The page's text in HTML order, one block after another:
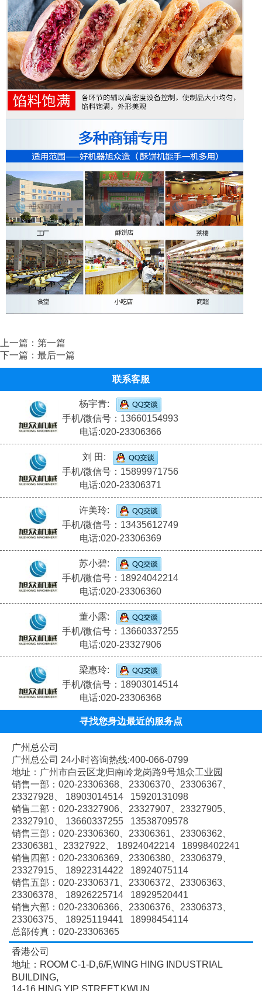
上一篇：第一篇
下一篇：最后一篇
联系客服
杨宇青:
手机/微信号：13660154993
电话:020-23306366
刘 田:
手机/微信号：15899971756
电话:020-23306371
许美玲:
手机/微信号：13435612749
电话:020-23306369
苏小碧:
手机/微信号：18924042214
电话:020-23306360
董小露:
手机/微信号：13660337255
电话:020-23327906
梁惠玲:
手机/微信号：18903014514
电话:020-23306368
寻找您身边最近的服务点
广州总公司
广州总公司 24小时咨询热线:400-066-0799
地址：广州市白云区龙归南岭龙岗路9号旭众工业园
销售一部：020-23306368、 23306370、 23306367、
23327928、
18903014514 15920131098
销售二部：020-23327906、 23327907、 23327905、
23327910、
13660337255 13538709578
销售三部：020-23306360、 23306361、 23306362、
23306381、 23327922、
18924042214 18998402241
销售四部：020-23306369、 23306380、 23306379、
23327915、
18922314422 18924075114
销售五部：020-23306371、 23306372、 23306363、
23306378、
18926225714 18929520441
销售六部：020-23306366、 23306376、 23306373、
23306375、
18925119441 18998454114
总部传真：020-23306365
香港公司
地址：ROOM C-1-D,6/F,WING HING INDUSTRIAL
BUILDING,
14-16 HING YIP STREET,KWUN